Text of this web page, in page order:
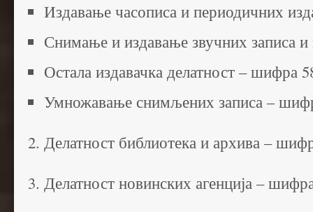
Издавање часописа и периодичних
Снимање и издавање звучних записа
Остала издавачка делатност – шифра
Умножавање снимљених записа –
2. Делатност библиотека и архива –
3. Делатност новинских агенција –